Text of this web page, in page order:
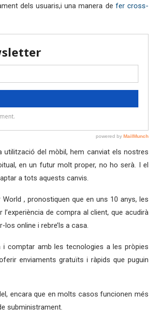
dels usuaris,i una manera de fer cross-
utilització del mòbil, hem canviat els nostres
en un futur molt proper, no ho serà. I el
a tots aquests canvis.
, pronostiquen que en uns 10 anys, les
de compra al client, que acudirà
online i rebre’ls a casa.
comptar amb les tecnologies a les pròpies
enviaments gratuïts i ràpids que puguin
encara que en molts casos funcionen més
subministrament.